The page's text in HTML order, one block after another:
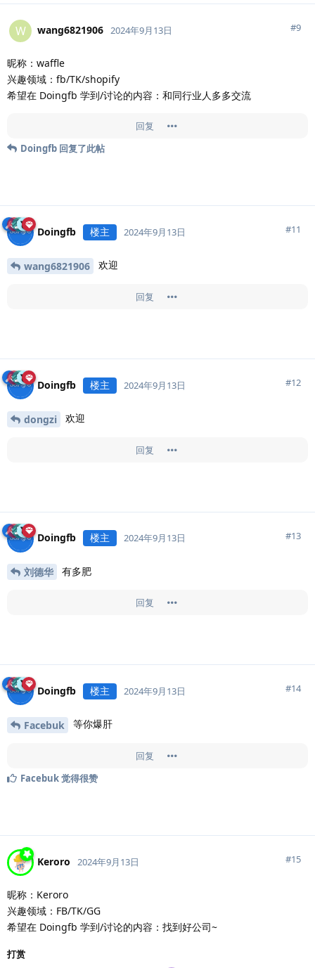
W wang6821906 2024年9月13日 #9
昵称：waffle
兴趣领域：fb/TK/shopify
希望在 Doingfb 学到/讨论的内容：和同行业人多多交流
回复
Doingfb 回复了此帖
Doingfb 楼主 2024年9月13日 #11
wang6821906 欢迎
回复
Doingfb 楼主 2024年9月13日 #12
dongzi 欢迎
回复
Doingfb 楼主 2024年9月13日 #13
刘德华 有多肥
回复
Doingfb 楼主 2024年9月13日 #14
Facebuk 等你爆肝
回复
Facebuk觉得很赞
Keroro 2024年9月13日 #15
昵称：Keroro
兴趣领域：FB/TK/GG
希望在 Doingfb 学到/讨论的内容：找到好公司~
打赏